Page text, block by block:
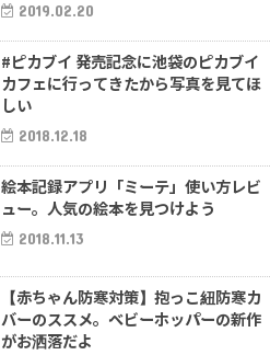
2019.02.20
#ピカブイ 発売記念に池袋のピカブイ
カフェに行ってきたから写真を見てほ
しい
2018.12.18
絵本記録アプリ「ミーテ」使い方レビ
ュー。人気の絵本を見つけよう
2018.11.13
【赤ちゃん防寒対策】抱っこ紐防寒カ
バーのススメ。ベビーホッパーの新作
がお洒落だよ